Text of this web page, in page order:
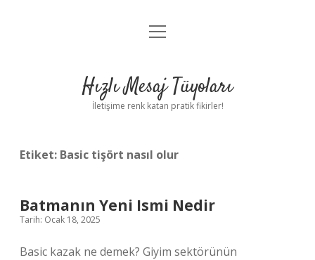
Anasayfa
Yasal Uyarı
menüyü
Hızlı Mesaj Tüyoları
İletişime renk katan pratik fikirler!
Etiket: Basic tişört nasıl olur
Batmanın Yeni Ismi Nedir
Tarih: Ocak 18, 2025
Basic kazak ne demek? Giyim sektörünün